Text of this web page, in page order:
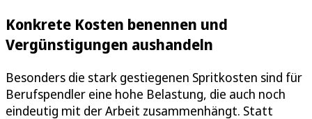
Konkrete Kosten benennen und
Vergünstigungen aushandeln
Besonders die stark gestiegenen Spritkosten sind für
Berufspendler eine hohe Belastung, die auch noch
eindeutig mit der Arbeit zusammenhängt. Statt